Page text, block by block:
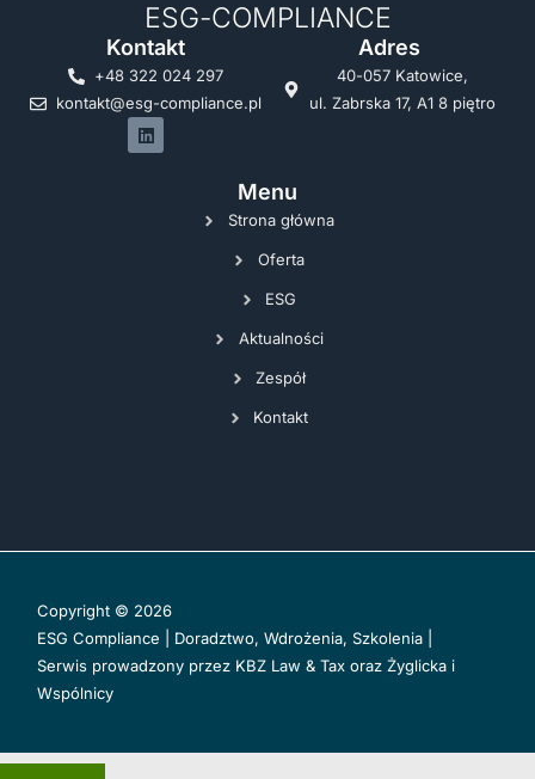
ESG-COMPLIANCE
Kontakt
+48 322 024 297
kontakt@esg-compliance.pl
Adres
40-057 Katowice,
ul. Zabrska 17, A1 8 piętro
Menu
Strona główna
Oferta
ESG
Aktualności
Zespół
Kontakt
Copyright © 2026
ESG Compliance | Doradztwo, Wdrożenia, Szkolenia |
Serwis prowadzony przez KBZ Law & Tax oraz Żyglicka i
Wspólnicy